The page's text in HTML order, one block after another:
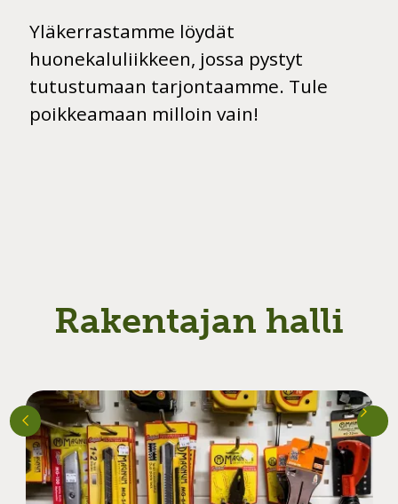
Yläkerrastamme löydät
huonekaluliikkeen, jossa pystyt
tutustumaan tarjontaamme. Tule
poikkeamaan milloin vain!​
Rakentajan halli